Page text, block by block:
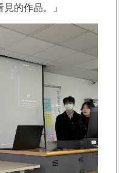
的作品。」